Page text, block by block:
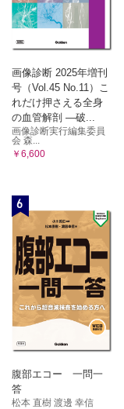
画像診断 2025年増刊
号（Vol.45 No.11）こ
れだけ押さえる全身
の血管解剖 ―破...
画像診断実行編集委員
会 森...
￥6,600
6
腹部エコー 一問一
答
松本 直樹 渡邊 幸信